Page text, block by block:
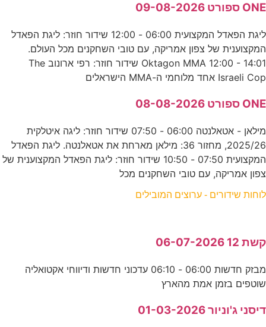
ONE ספורט 09-08-2026
ליגת הפאדל המקצועית 06:00 - 12:00 שידור חוזר: ליגת הפאדל
המקצוענית של צפון אמריקה, עם טובי השחקנים מכל העולם.
Oktagon MMA 12:00 - 14:01 שידור חוזר: רפי ארונוב The
Israeli Cop אחד מלוחמי ה-MMA הישראלים
ONE ספורט 08-08-2026
מילאן - אטאלנטה 06:00 - 07:50 שידור חוזר: ליגה איטלקית
2025/26, מחזור 36: מילאן מארחת את אטאלנטה. ליגת הפאדל
המקצועית 07:50 - 10:50 שידור חוזר: ליגת הפאדל המקצוענית של
צפון אמריקה, עם טובי השחקנים מכל
לוחות שידורים - ערוצים המובילים
קשת 12 06-07-2026
מבזק חדשות 06:00 - 06:10 עדכוני חדשות ודיווחי אקטואליה
שוטפים בזמן אמת מהארץ
דיסני ג'וניור 01-03-2026